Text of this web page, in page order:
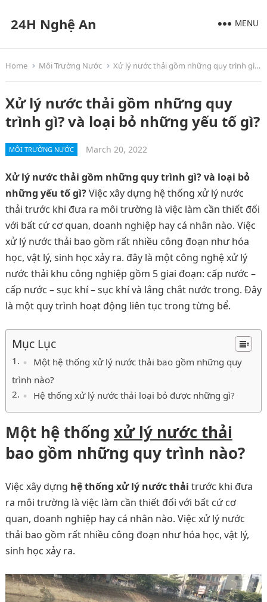
24H Nghệ An MENU
Home Môi Trường Nước Xử lý nước thải gồm những quy trình gì? và loại bỏ những yếu tố gì?
Xử lý nước thải gồm những quy
trình gì? và loại bỏ những yếu tố gì?
MÔI TRƯỜNG NƯỚC March 20, 2022
Xử lý nước thải gồm những quy trình gì? và loại bỏ
những yếu tố gì?Việc xây dựng hệ thống xử lý nước
thải trước khi đưa ra môi trường là việc làm cần thiết đối
với bất cứ cơ quan, doanh nghiệp hay cá nhân nào. Việc
xử lý nước thải bao gồm rất nhiều công đoạn như hóa
học, vật lý, sinh học xảy ra. đây là một công nghệ xử lý
nước thải khu công nghiệp gồm 5 giai đoạn: cấp nước –
cấp nước – sục khí – sục khí và lắng chắt nước trong. Đây
là một quy trình hoạt động liên tục trong từng bể.
Mục Lục
Một hệ thống xử lý nước thải bao gồm những quy
trình nào?
Hệ thống xử lý nước thải loại bỏ được những gì?
Một hệ thống xử lý nước thải
bao gồm những quy trình nào?
Việc xây dựng hệ thống xử lý nước thải trước khi đưa
ra môi trường là việc làm cần thiết đối với bất cứ cơ
quan, doanh nghiệp hay cá nhân nào. Việc xử lý nước
thải bao gồm rất nhiều công đoạn như hóa học, vật lý,
sinh học xảy ra.